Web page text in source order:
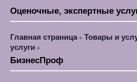
Оценочные, экспертные
Главная страница Товары и
услуги
БизнесПроф